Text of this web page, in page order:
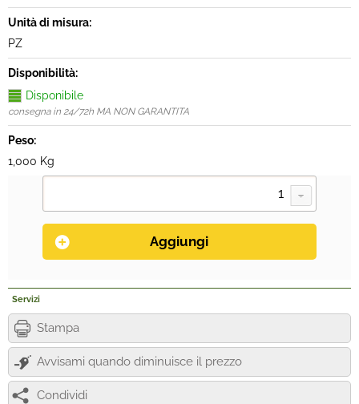
Unità di misura:
PZ
Disponibilità:
Disponibile
consegna in 24/72h MA NON GARANTITA
Peso:
1,000 Kg
Servizi
Stampa
Avvisami quando diminuisce il prezzo
Condividi